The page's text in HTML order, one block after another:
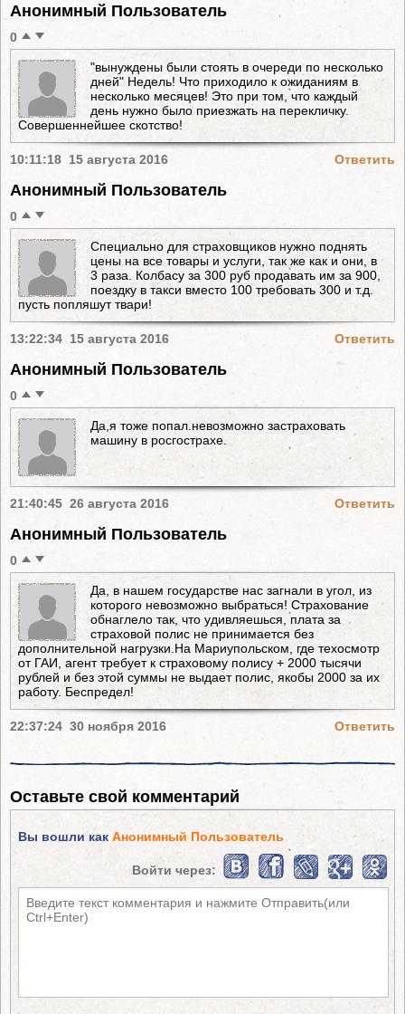
Анонимный Пользователь
0
"вынуждены были стоять в очереди по несколько
дней" Недель! Что приходило к ожиданиям в
несколько месяцев! Это при том, что каждый
день нужно было приезжать на перекличку.
Совершеннейшее скотство!
10:11:18 15 августа 2016 Ответить
Анонимный Пользователь
0
Специально для страховщиков нужно поднять
цены на все товары и услуги, так же как и они, в
3 раза. Колбасу за 300 руб продавать им за 900,
поездку в такси вместо 100 требовать 300 и т.д.
пусть попляшут твари!
13:22:34 15 августа 2016 Ответить
Анонимный Пользователь
0
Да,я тоже попал.невозможно застраховать
машину в росгострахе.
21:40:45 26 августа 2016 Ответить
Анонимный Пользователь
0
Да, в нашем государстве нас загнали в угол, из
которого невозможно выбраться! Страхование
обнаглело так, что удивляешься, плата за
страховой полис не принимается без
дополнительной нагрузки.На Мариупольском, где техосмотр
от ГАИ, агент требует к страховому полису + 2000 тысячи
рублей и без этой суммы не выдает полис, якобы 2000 за их
работу. Беспредел!
22:37:24 30 ноября 2016 Ответить
Оставьте свой комментарий
Вы вошли как Анонимный Пользователь
Войти через: